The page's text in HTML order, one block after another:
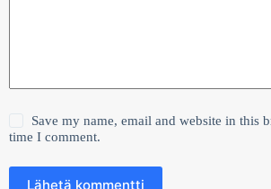
Save my name, email and website in this
time I comment.
Lähetä kommentti